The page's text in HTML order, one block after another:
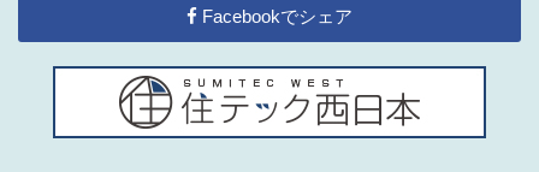
Facebookでシェア